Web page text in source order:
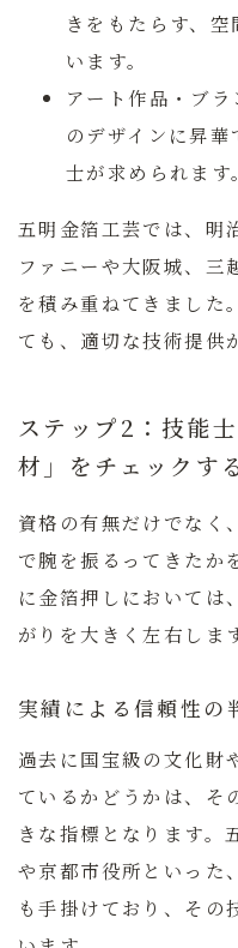
きをもたらす、
います。
アート作品・ブラ
のデザインに昇
士が求められます。
五明金箔工芸では、明
ファニーや大阪城、三
を積み重ねてきました
ても、適切な技術提供
ステップ2：技能
材」をチェックす
資格の有無だけでなく
で腕を振るってきたか
に金箔押しにおいては
がりを大きく左右しま
実績による信頼性の
過去に国宝級の文化財
ているかどうかは、そ
きな指標となります。
や京都市役所といった
も手掛けており、その